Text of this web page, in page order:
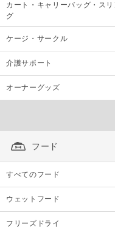
カート・キャリーバッグ・スリ
グ
ケージ・サークル
介護サポート
オーナーグッズ
フード
すべてのフード
ウェットフード
フリーズドライ